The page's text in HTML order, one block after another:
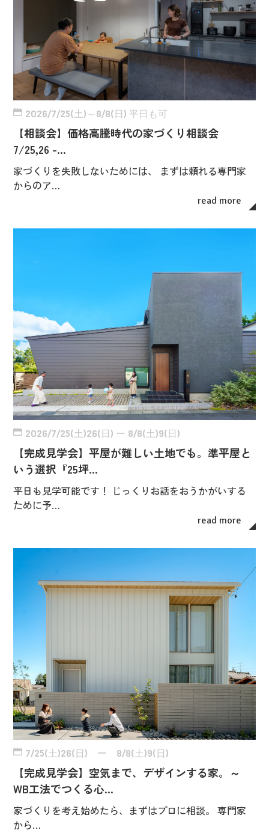
2026/7/25(土)～8/8(日) 平日も可
【相談会】価格高騰時代の家づくり相談会
7/25,26 -…
家づくりを失敗しないためには、 まずは頼れる専門家
からのア…
read more
2026/7/25(土)26(日) ー 8/8(土)9(日)
【完成見学会】平屋が難しい土地でも。準平屋と
いう選択『25坪…
平日も見学可能です！ じっくりお話をおうかがいする
ために予…
read more
7/25(土)26(日) ー 8/8(土)9(日)
【完成見学会】空気まで、デザインする家。～
WB工法でつくる心…
家づくりを考え始めたら、まずはプロに相談。 専門家
から…